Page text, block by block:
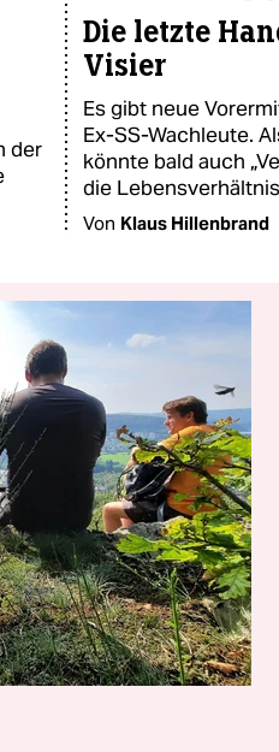
der
Die letzte
Visier
Es gibt neue
Ex-SS-Wachleute.
könnte bald auch
die
Von Klaus Hillenbrand